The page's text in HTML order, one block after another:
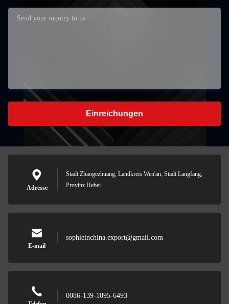
Einreichungen
Adresse
Stadt Zhaogezhuang, Landkreis Wen'an, Stadt Langfang,
Provinz Hebei
E-mail
sophieinchina.export@gmail.com
0086-139-1095-6493